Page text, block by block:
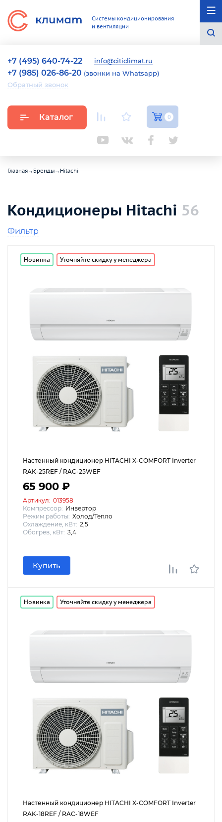
Системы кондиционирования
и вентиляции
+7 (495) 640-74-22 info@citiclimat.ru
+7 (985) 026-86-20 (звонки на Whatsapp)
Обратный звонок
Каталог 0
Главная→ Бренды→ Hitachi
Кондиционеры Hitachi 56
Фильтр
Новинка Уточняйте скидку у менеджера
Настенный кондиционер HITACHI X-COMFORT Inverter
RAK-25REF / RAC-25WEF
65 900 ₽
Артикул: 013958
Компрессор: Инвертор
Режим работы: Холод/Тепло
Охлаждение, кВт: 2,5
Обогрев, кВт: 3,4
Купить
Новинка Уточняйте скидку у менеджера
Настенный кондиционер HITACHI X-COMFORT Inverter
RAK-18REF / RAC-18WEF